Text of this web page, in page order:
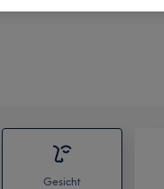
Gesicht